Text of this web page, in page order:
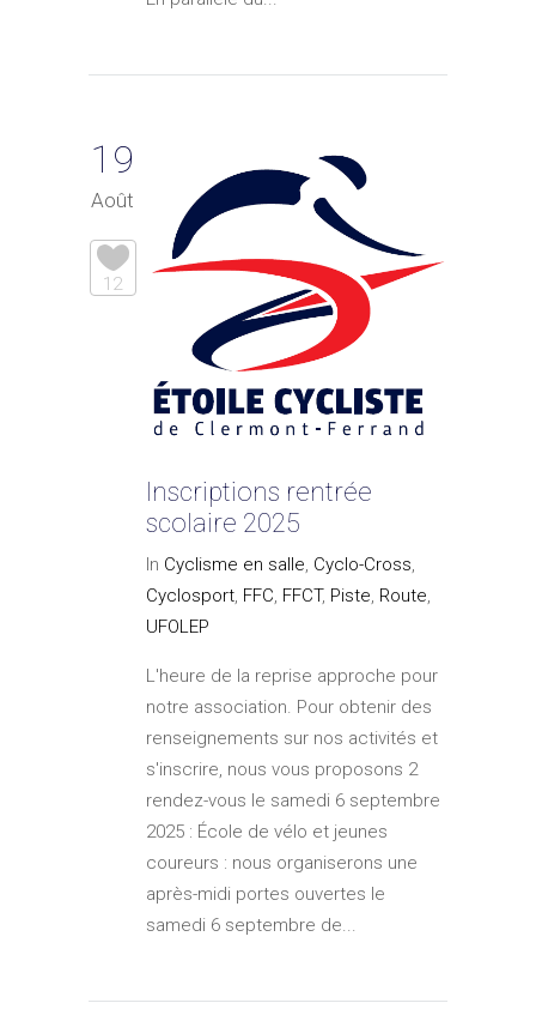
19
Août
12
Inscriptions rentrée
scolaire 2025
In Cyclisme en salle, Cyclo-Cross,
Cyclosport, FFC, FFCT, Piste, Route,
UFOLEP
L'heure de la reprise approche pour
notre association. Pour obtenir des
renseignements sur nos activités et
s'inscrire, nous vous proposons 2
rendez-vous le samedi 6 septembre
2025 : École de vélo et jeunes
coureurs : nous organiserons une
après-midi portes ouvertes le
samedi 6 septembre de...